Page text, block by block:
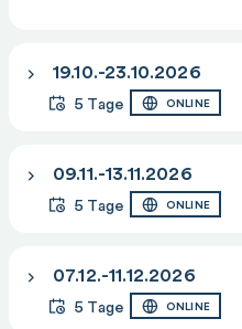
19.10.-23.10.2026
5 Tage ONLINE
09.11.-13.11.2026
5 Tage ONLINE
07.12.-11.12.2026
5 Tage ONLINE